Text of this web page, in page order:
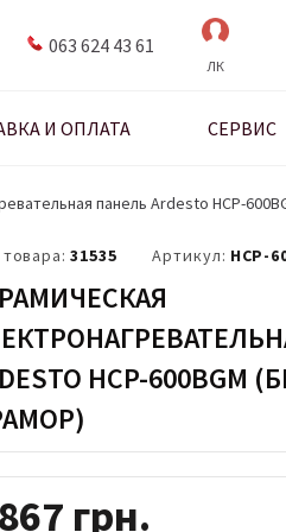
063 624 43 61
ЛК
И ОПЛАТА СЕРВИС
панель Ardesto HCP-
31535 Артикул: HCP-
HCP-600BGM
грн.